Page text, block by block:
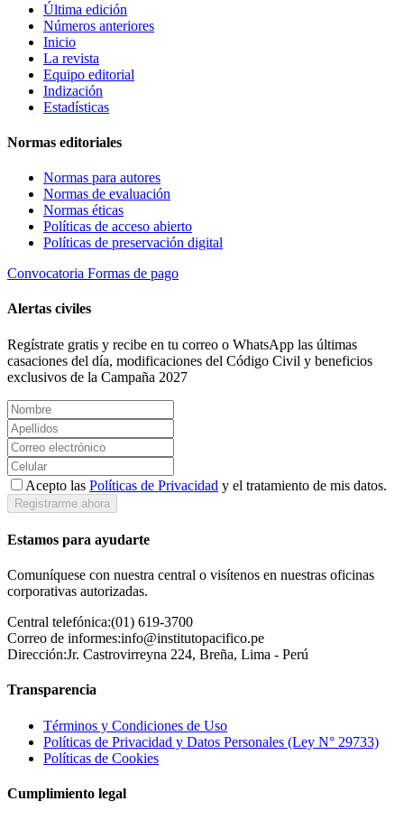
Última edición
Números anteriores
Inicio
La revista
Equipo editorial
Indización
Estadísticas
Normas editoriales
Normas para autores
Normas de evaluación
Normas éticas
Políticas de acceso abierto
Políticas de preservación digital
Convocatoria Formas de pago
Alertas civiles
Regístrate gratis y recibe en tu correo o WhatsApp las últimas
casaciones del día, modificaciones del Código Civil y beneficios
exclusivos de la Campaña 2027
Acepto las Políticas de Privacidad y el tratamiento de mis datos.
Registrarme ahora
Estamos para ayudarte
Comuníquese con nuestra central o visítenos en nuestras oficinas
corporativas autorizadas.
Central telefónica:(01) 619-3700
Correo de informes:info@institutopacifico.pe
Dirección:Jr. Castrovirreyna 224, Breña, Lima - Perú
Transparencia
Términos y Condiciones de Uso
Políticas de Privacidad y Datos Personales (Ley N° 29733)
Políticas de Cookies
Cumplimiento legal